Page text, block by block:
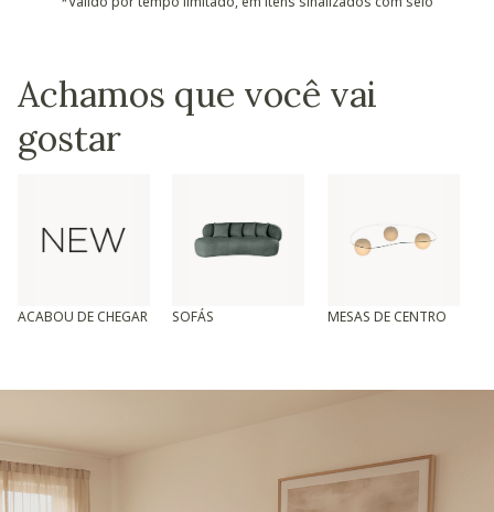
Achamos que você vai
gostar
ACABOU DE CHEGAR SOFÁS MESAS DE CENTRO